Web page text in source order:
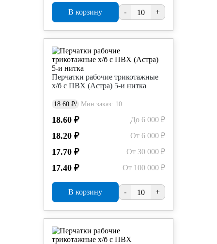
В корзину - +
Перчатки рабочие трикотажные
х/б с ПВХ (Астра) 5-и нитка
18.60 ₽/ Мин.заказ: 10
18.60 ₽ До 6 000 ₽
18.20 ₽ От 6 000 ₽
17.70 ₽ От 30 000 ₽
17.40 ₽ От 100 000 ₽
В корзину - +